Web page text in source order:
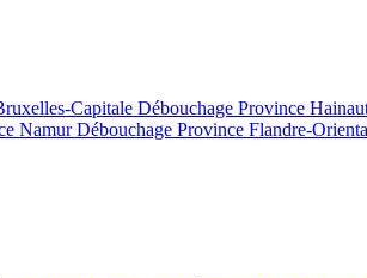
Capitale Débouchage Province
NamurDébouchage Province Flandre-